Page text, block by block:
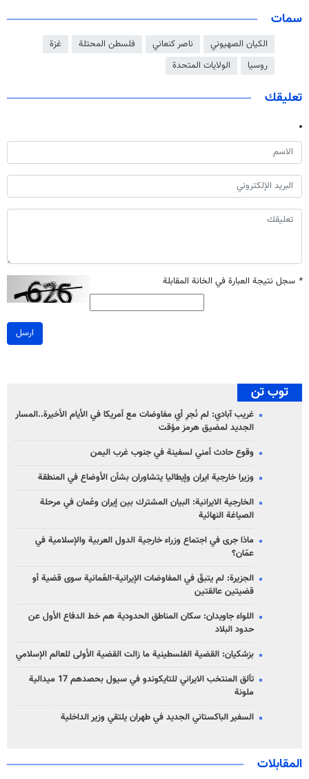
سمات
الكيان الصهيوني ناصر كنعاني فلسطن المحتلة
غزة
روسيا
الولايات المتحدة
تعليقك
* سجل نتيجة العبارة في الخانة المقابلة
ارسل
توب تن
غريب آبادي: لم نُجرِ أي مفاوضات مع أمريكا في الأيام الأخيرة..المسار
الجديد لمضيق هرمز مؤقت
وقوع حادث أمني لسفينة في جنوب غرب اليمن
وزيرا خارجية ايران وإيطاليا يتشاوران بشأن الأوضاع في المنطقة
الخارجية الايرانية: البيان المشترك بين إيران وعُمان في مرحلة
الصياغة النهائية
ماذا جرى في اجتماع وزراء خارجية الدول العربية والإسلامية في
عمّان؟
الجزيرة: لم يتبقّ في المفاوضات الإيرانية-العُمانية سوى قضية أو
قضيتين عالقتين
اللواء جاويدان: سكان المناطق الحدودية هم خط الدفاع الأول عن
حدود البلاد
بزشكيان: القضية الفلسطينية ما زالت القضية الأولى للعالم الإسلامي
تألق المنتخب الايراني للتايكوندو في سيول بحصدهم 17 ميدالية
ملونة
السفير الباكستاني الجديد في طهران يلتقي وزير الداخلية
المقابلات